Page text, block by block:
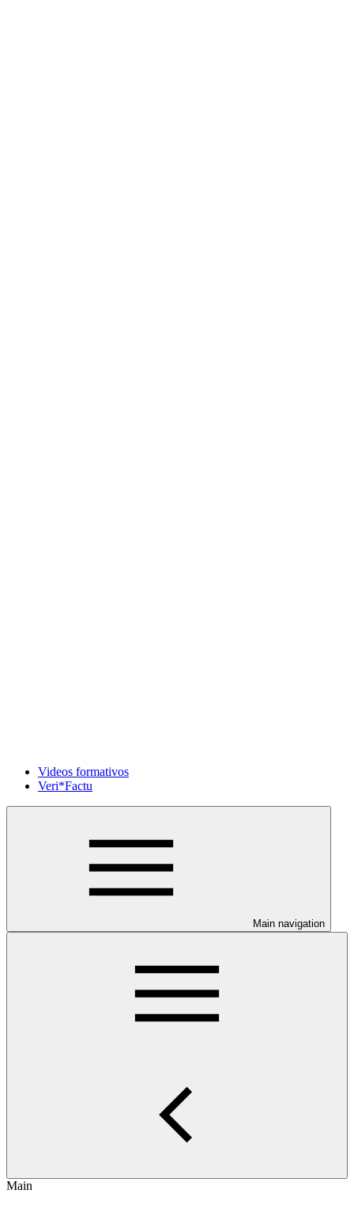
Videos formativos
Veri*Factu
Main navigation
Main